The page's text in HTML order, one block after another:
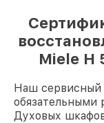
Miele H
Наш сервисный
обязательными
Духовых